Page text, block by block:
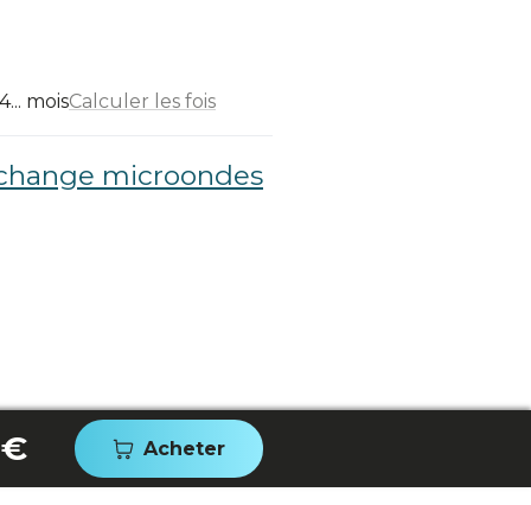
moisCalculer les fois
microondes
Acheter